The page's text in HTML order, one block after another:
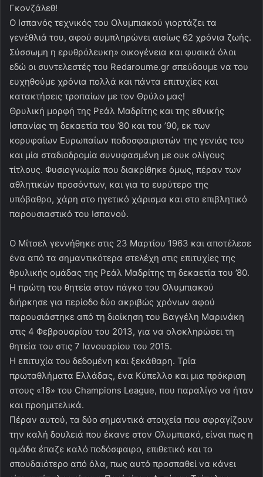
Γκονζάλεθ!
Ο Ισπανός τεχνικός του Ολυμπιακού γιορτάζει τα
γενέθλιά του, αφού συμπληρώνει αισίως 62 χρόνια ζωής.
Σύσσωμη η ερυθρόλευκη» οικογένεια και φυσικά όλοι
εδώ οι συντελεστές του Redaroume.gr σπεύδουμε να του
ευχηθούμε χρόνια πολλά και πάντα επιτυχίες και
κατακτήσεις τροπαίων με τον Θρύλο μας!
Θρυλική μορφή της Ρεάλ Μαδρίτης και της εθνικής
Ισπανίας τη δεκαετία του ’80 και του ’90, εκ των
κορυφαίων Ευρωπαίων ποδοσφαιριστών της γενιάς του
και μία σταδιοδρομία συνυφασμένη με ουκ ολίγους
τίτλους. Φυσιογνωμία που διακρίθηκε όμως, πέραν των
αθλητικών προσόντων, και για το ευρύτερο της
υπόβαθρο, χάρη στο ηγετικό χάρισμα και στο επιβλητικό
παρουσιαστικό του Ισπανού.
Ο Μίτσελ γεννήθηκε στις 23 Μαρτίου 1963 και αποτέλεσε
ένα από τα σημαντικότερα στελέχη στις επιτυχίες της
θρυλικής ομάδας της Ρεάλ Μαδρίτης τη δεκαετία του ’80.
Η πρώτη του θητεία στον πάγκο του Ολυμπιακού
διήρκησε για περίοδο δύο ακριβώς χρόνων αφού
παρουσιάστηκε από τη διοίκηση του Βαγγέλη Μαρινάκη
στις 4 Φεβρουαρίου του 2013, για να ολοκληρώσει τη
θητεία του στις 7 Ιανουαρίου του 2015.
Η επιτυχία του δεδομένη και ξεκάθαρη. Τρία
πρωταθλήματα Ελλάδας, ένα Κύπελλο και μια πρόκριση
στους «16» του Champions League, που παραλίγο να ήταν
και προημιτελικά.
Πέραν αυτού, τα δύο σημαντικά στοιχεία που σφραγίζουν
την καλή δουλειά που έκανε στον Ολυμπιακό, είναι πως η
ομάδα έπαζε καλό ποδόσφαιρο, επιθετικό και το
σπουδαιότερο από όλα, πως αυτό προσπαθεί να κάνει